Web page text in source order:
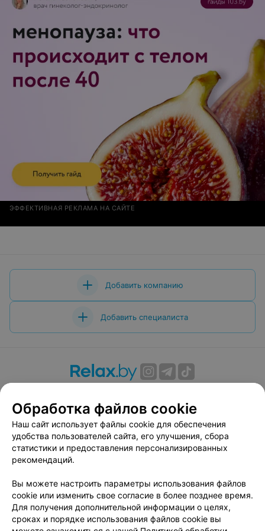
ЭФФЕКТИВНАЯ РЕКЛАМА НА САЙТЕ
Добавить компанию
Добавить специалиста
Вакансии
Публичный договор
Способы оплаты
Публичный договор по использованию сервиса
«Афиша»
Пользовательское соглашение
Связаться по вопросам сотрудничества
Написать руководителю relax.by
Персональные настройки cookie
Обработка файлов cookie
Наш сайт использует файлы cookie для обеспечения
удобства пользователей сайта, его улучшения, сбора
статистики и предоставления персонализированных
рекомендаций.
Вы можете настроить параметры использования файлов
cookie или изменить свое согласие в более позднее время.
Для получения дополнительной информации о целях,
сроках и порядке использования файлов cookie вы